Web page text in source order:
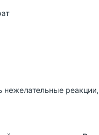
реакции,